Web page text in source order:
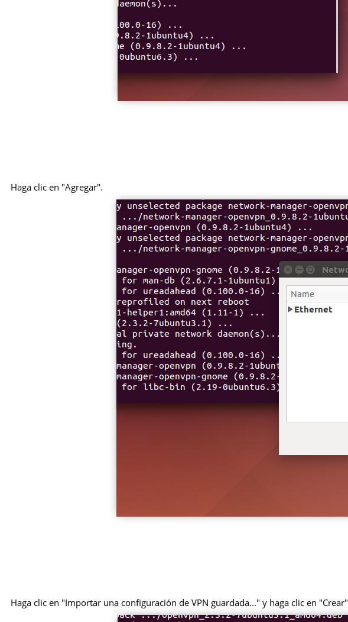
Haga clic en "Agregar".
Haga clic en "Importar una configuración de VPN guardada..." y haga clic en "Crear"